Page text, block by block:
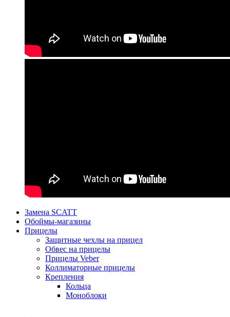
Замена SCATT
Обоймы-магазины
Прицелы
Защитные чехлы на прицел
Обвес на прицелы
Прицелы Veber
Коллиматорные прицелы
Крепления
Кольца
Моноблоки